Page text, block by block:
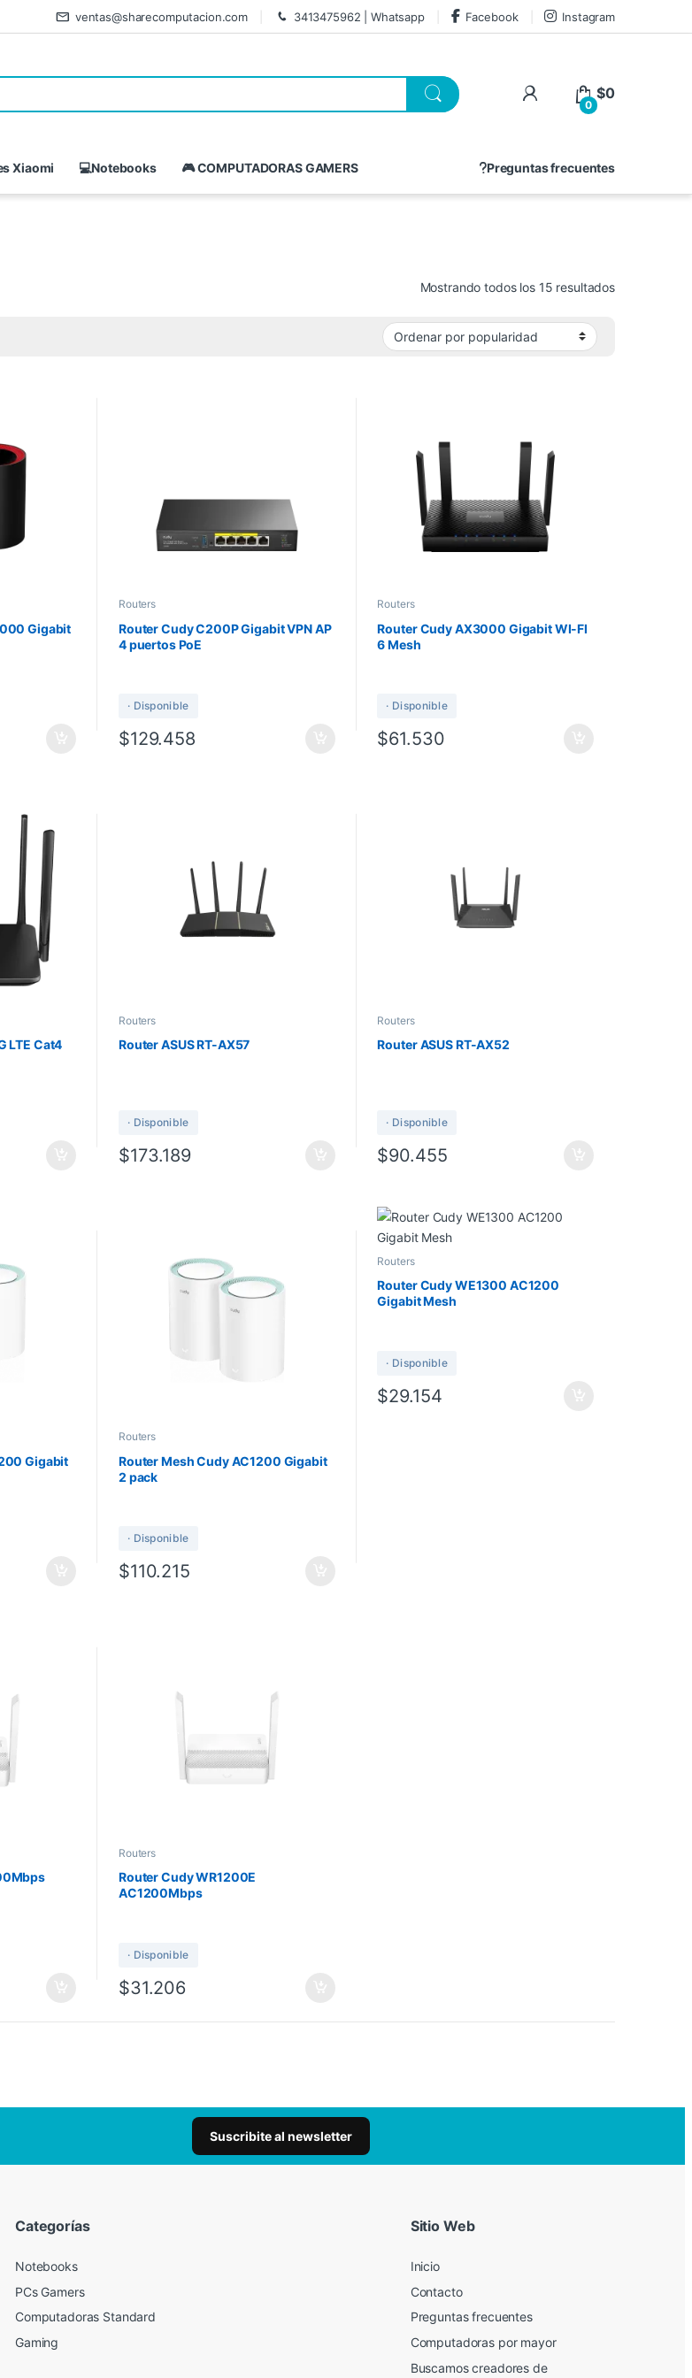
ventas@sharecomputacion.com 3413475962 | Whatsapp Facebook Instagram
0
$0
Preguntas frecuentes
Xiaomi 💻Notebooks 🎮 COMPUTADORAS GAMERS
Mostrando todos los 15 resultados
Gigabit
Routers
Router Cudy C200P Gigabit VPN AP
4 puertos PoE
· Disponible
$129.458
Routers
Router Cudy AX3000 Gigabit WI-FI
6 Mesh
· Disponible
$61.530
LTE Cat4
Routers
Router ASUS RT-AX57
· Disponible
$173.189
Routers
Router ASUS RT-AX52
· Disponible
$90.455
Gigabit
Routers
Router Mesh Cudy AC1200 Gigabit
2 pack
· Disponible
$110.215
Routers
Router Cudy WE1300 AC1200
Gigabit Mesh
· Disponible
$29.154
Routers
Router Cudy WR1200E
AC1200Mbps
· Disponible
$31.206
Suscribite al newsletter
Categorías
Notebooks
PCs Gamers
Computadoras Standard
Gaming
Sitio Web
Inicio
Contacto
Preguntas frecuentes
Computadoras por mayor
Buscamos creadores de